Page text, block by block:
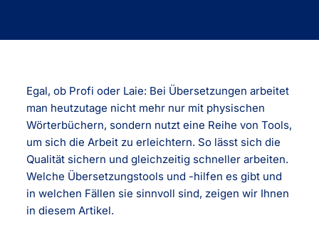
Egal, ob Profi oder Laie: Bei Übersetzungen arbeitet
man heutzutage nicht mehr nur mit physischen
Wörterbüchern, sondern nutzt eine Reihe von Tools,
um sich die Arbeit zu erleichtern. So lässt sich die
Qualität sichern und gleichzeitig schneller arbeiten.
Welche Übersetzungstools und -hilfen es gibt und
in welchen Fällen sie sinnvoll sind, zeigen wir Ihnen
in diesem Artikel.